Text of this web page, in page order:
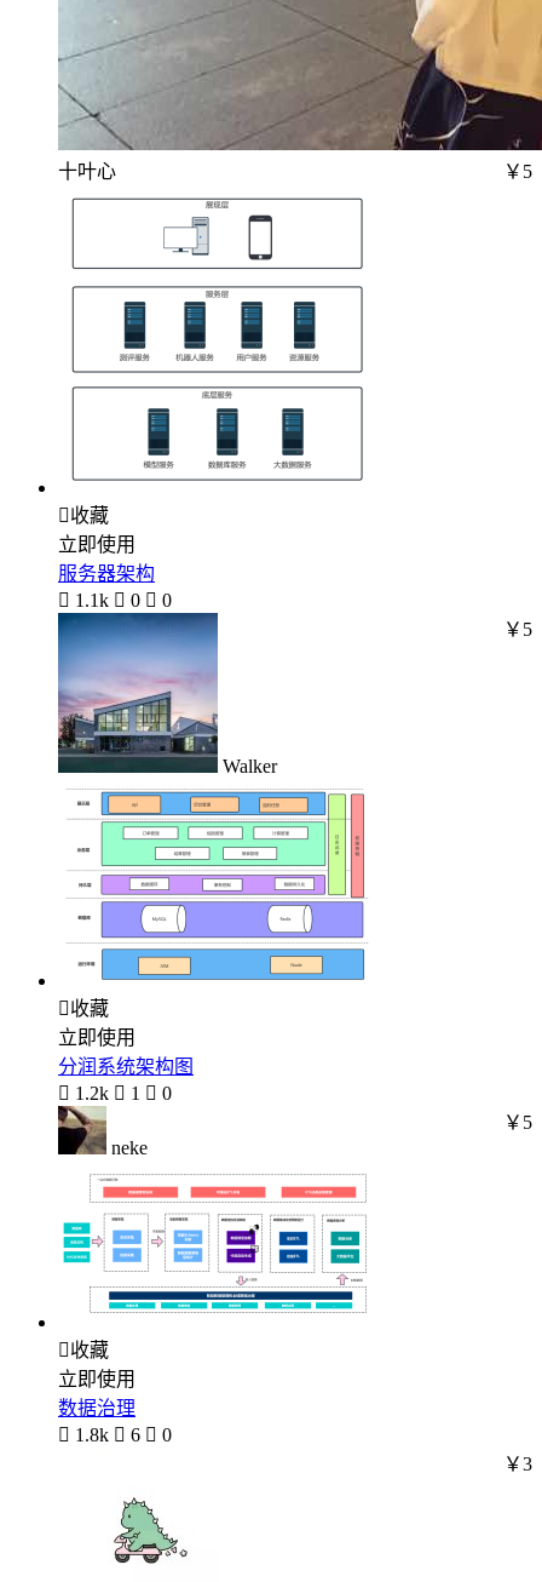
十叶心 ￥5
收藏
立即使用
服务器架构
 1.1k  0  0
Walker
￥5
收藏
立即使用
分润系统架构图
 1.2k  1  0
neke
￥5
收藏
立即使用
数据治理
 1.8k  6  0
￥3